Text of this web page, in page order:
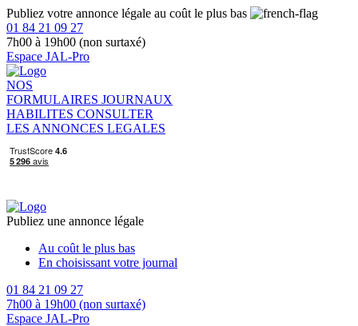
Publiez votre annonce légale au coût le plus bas
01 84 21 09 27
7h00 à 19h00 (non surtaxé)
Espace JAL-Pro
NOS
FORMULAIRES JOURNAUX
HABILITES CONSULTER
LES ANNONCES LEGALES
Publiez une annonce légale
Au coût le plus bas
En choisissant votre journal
01 84 21 09 27
7h00 à 19h00 (non surtaxé)
Espace JAL-Pro